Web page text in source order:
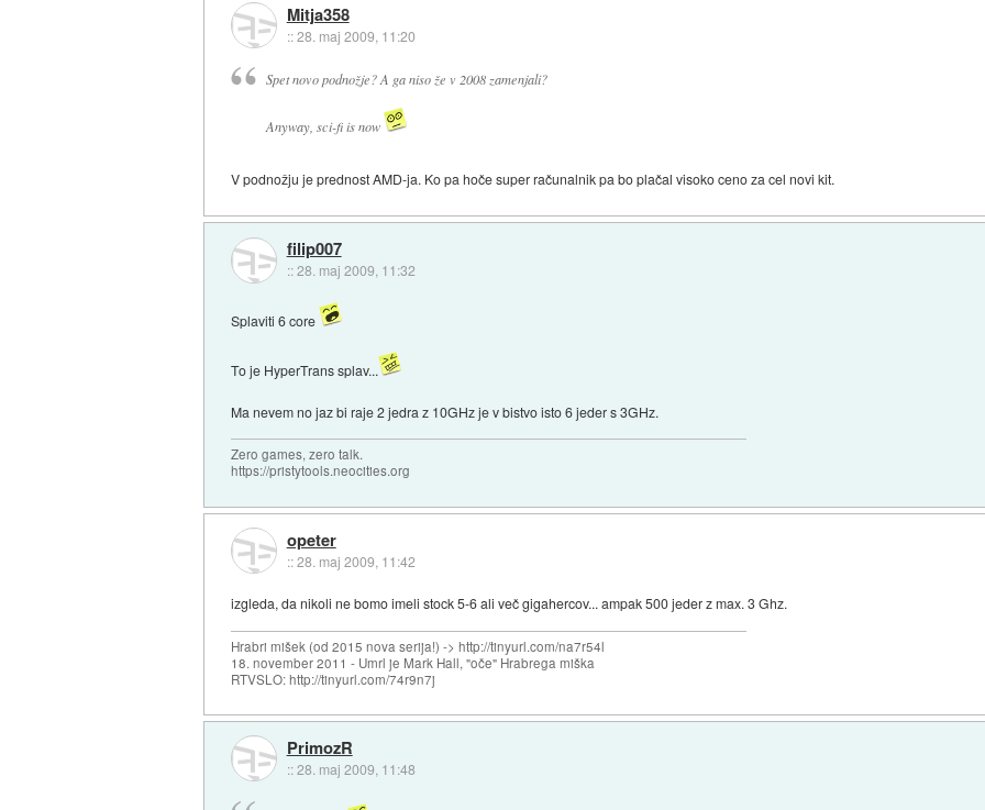
Mitja358
::28. maj 2009, 11:20
Spet novo podnožje? A ga niso že v 2008 zamenjali?
Anyway, sci-fi is now
V podnožju je prednost AMD-ja. Ko pa hoče super računalnik pa bo plačal visoko ceno za cel novi kit.
filip007
::28. maj 2009, 11:32
Splaviti 6 core
To je HyperTrans splav...
Ma nevem no jaz bi raje 2 jedra z 10GHz je v bistvo isto 6 jeder s 3GHz.
Zero games, zero talk.
https://pristytools.neocities.org
opeter
::28. maj 2009, 11:42
izgleda, da nikoli ne bomo imeli stock 5-6 ali več gigahercov... ampak 500 jeder z max. 3 Ghz.
Hrabri mišek (od 2015 nova serija!) -> http://tinyurl.com/na7r54l
18. november 2011 - Umrl je Mark Hall, "oče" Hrabrega miška
RTVSLO: http://tinyurl.com/74r9n7j
PrimozR
::28. maj 2009, 11:48